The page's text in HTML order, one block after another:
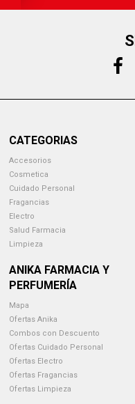
CATEGORIAS
Accesorios
Cosmetica
Cuidado Personal
Fragancias
Electro
Salud Farmacia
Limpieza
ANIKA FARMACIA Y
PERFUMERÍA
Mapa
Ofertas Anika
Combos con Descuento
Ofertas Cuidado Personal
Ofertas Electro
Ofertas Fragancias
Ofertas Limpieza